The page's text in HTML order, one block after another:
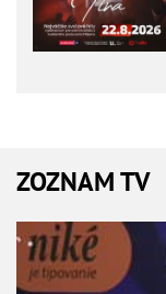
ZOZNAM TV